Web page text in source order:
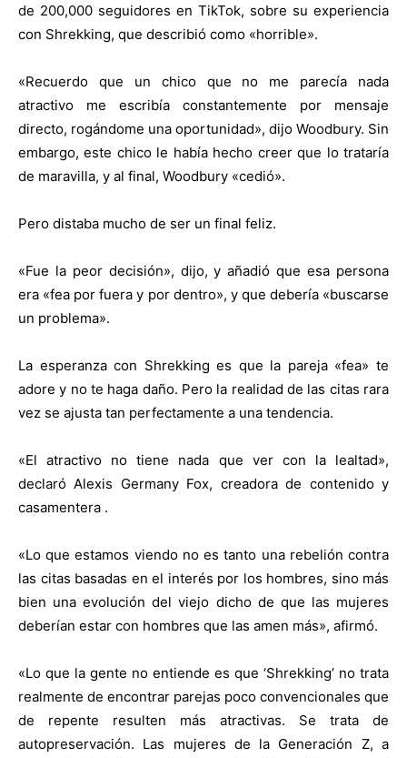
de 200,000 seguidores en TikTok, sobre su experiencia
con Shrekking, que describió como «horrible».
«Recuerdo que un chico que no me parecía nada
atractivo me escribía constantemente por mensaje
directo, rogándome una oportunidad», dijo Woodbury. Sin
embargo, este chico le había hecho creer que lo trataría
de maravilla, y al final, Woodbury «cedió».
Pero distaba mucho de ser un final feliz.
«Fue la peor decisión», dijo, y añadió que esa persona
era «fea por fuera y por dentro», y que debería «buscarse
un problema».
La esperanza con Shrekking es que la pareja «fea» te
adore y no te haga daño. Pero la realidad de las citas rara
vez se ajusta tan perfectamente a una tendencia.
«El atractivo no tiene nada que ver con la lealtad»,
declaró Alexis Germany Fox, creadora de contenido y
casamentera .
«Lo que estamos viendo no es tanto una rebelión contra
las citas basadas en el interés por los hombres, sino más
bien una evolución del viejo dicho de que las mujeres
deberían estar con hombres que las amen más», afirmó.
«Lo que la gente no entiende es que ‘Shrekking’ no trata
realmente de encontrar parejas poco convencionales que
de repente resulten más atractivas. Se trata de
autopreservación. Las mujeres de la Generación Z, a